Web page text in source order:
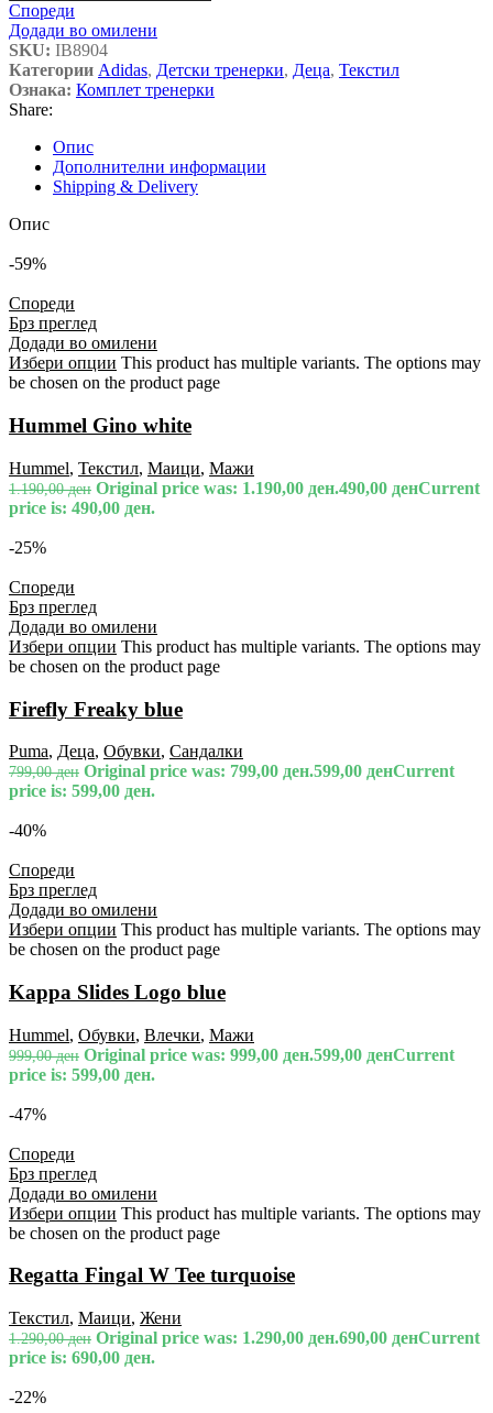
Спореди
Додади во омилени
SKU: IB8904
Категории Adidas, Детски тренерки, Деца, Текстил
Ознака: Комплет тренерки
Share:
Опис
Дополнителни информации
Shipping & Delivery
Опис
-59%
Спореди
Брз преглед
Додади во омилени
Избери опции This product has multiple variants. The options may
be chosen on the product page
Hummel Gino white
Hummel, Текстил, Маици, Мажи
1.190,00ден Original price was: 1.190,00 ден.490,00 денCurrent
price is: 490,00 ден.
-25%
Спореди
Брз преглед
Додади во омилени
Избери опции This product has multiple variants. The options may
be chosen on the product page
Firefly Freaky blue
Puma, Деца, Обувки, Сандалки
799,00ден Original price was: 799,00 ден.599,00 денCurrent
price is: 599,00 ден.
-40%
Спореди
Брз преглед
Додади во омилени
Избери опции This product has multiple variants. The options may
be chosen on the product page
Kappa Slides Logo blue
Hummel, Обувки, Влечки, Мажи
999,00ден Original price was: 999,00 ден.599,00 денCurrent
price is: 599,00 ден.
-47%
Спореди
Брз преглед
Додади во омилени
Избери опции This product has multiple variants. The options may
be chosen on the product page
Regatta Fingal W Tee turquoise
Текстил, Маици, Жени
1.290,00ден Original price was: 1.290,00 ден.690,00 денCurrent
price is: 690,00 ден.
-22%